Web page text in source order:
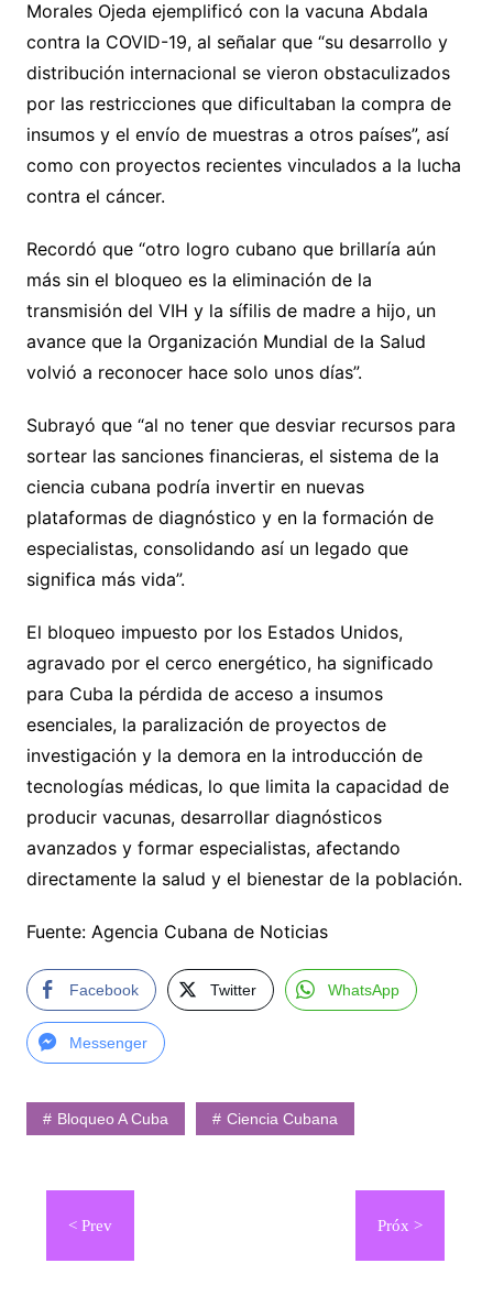
Morales Ojeda ejemplificó con la vacuna Abdala
contra la COVID-19, al señalar que “su desarrollo y
distribución internacional se vieron obstaculizados
por las restricciones que dificultaban la compra de
insumos y el envío de muestras a otros países”, así
como con proyectos recientes vinculados a la lucha
contra el cáncer.
Recordó que “otro logro cubano que brillaría aún
más sin el bloqueo es la eliminación de la
transmisión del VIH y la sífilis de madre a hijo, un
avance que la Organización Mundial de la Salud
volvió a reconocer hace solo unos días”.
Subrayó que “al no tener que desviar recursos para
sortear las sanciones financieras, el sistema de la
ciencia cubana podría invertir en nuevas
plataformas de diagnóstico y en la formación de
especialistas, consolidando así un legado que
significa más vida”.
El bloqueo impuesto por los Estados Unidos,
agravado por el cerco energético, ha significado
para Cuba la pérdida de acceso a insumos
esenciales, la paralización de proyectos de
investigación y la demora en la introducción de
tecnologías médicas, lo que limita la capacidad de
producir vacunas, desarrollar diagnósticos
avanzados y formar especialistas, afectando
directamente la salud y el bienestar de la población.
Fuente: Agencia Cubana de Noticias
Facebook Twitter WhatsApp
Messenger
Bloqueo A Cuba Ciencia Cubana
Navegación
entradas